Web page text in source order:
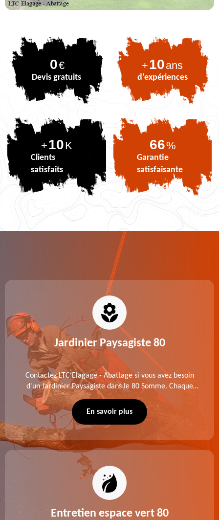
0€
Devis gratuits
+10ans
d'expériences
+10K
Clients
satisfaits
81%
Garantie
satisfaisante
Jardinier Paysagiste 80
Contactez LTC Elagage - Abattage si vous avez besoin
d'un Jardinier Paysagiste dans le 80 Somme. Chaque
intervention est exécutée selon les normes en vigueur.
Découvrez un extérieur exceptionnel grâce à notre
En savoir plus
Entretien espace vert 80